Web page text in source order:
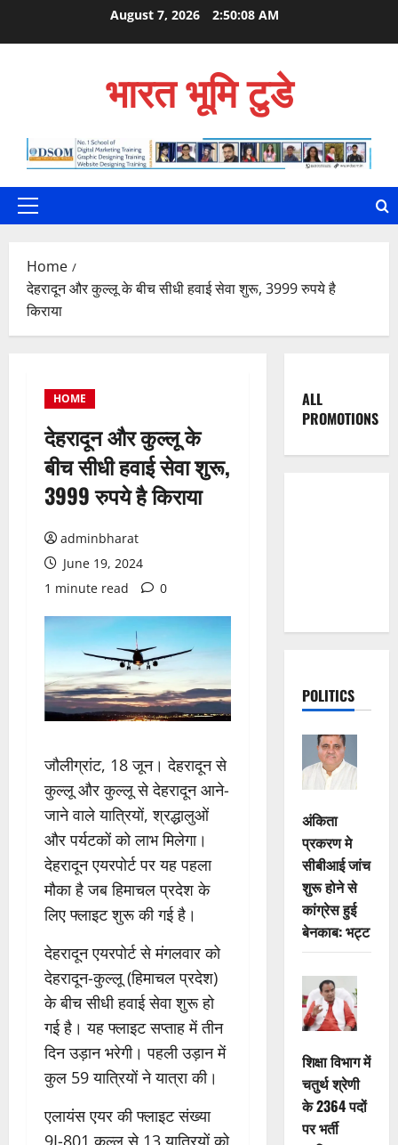
August 7, 2026 2:50:09 AM
भारत भूमि टुडे
Primary
Home
देहरादून और कुल्लू के बीच सीधी हवाई सेवा शुरू, 3999 रुपये है
किराया
HOME
देहरादून और कुल्लू के
बीच सीधी हवाई सेवा शुरू,
3999 रुपये है किराया
adminbharat
June 19, 2024
1 minute read
0
जौलीग्रांट, 18 जून। देहरादून से
कुल्लू और कुल्लू से देहरादून आने-
जाने वाले यात्रियों, श्रद्धालुओं
और पर्यटकों को लाभ मिलेगा।
देहरादून एयरपोर्ट पर यह पहला
मौका है जब हिमाचल प्रदेश के
लिए फ्लाइट शुरू की गई है।
देहरादून एयरपोर्ट से मंगलवार को
देहरादून-कुल्लू (हिमाचल प्रदेश)
के बीच सीधी हवाई सेवा शुरू हो
गई है। यह फ्लाइट सप्ताह में तीन
दिन उड़ान भरेगी। पहली उड़ान में
कुल 59 यात्रियों ने यात्रा की।
एलायंस एयर की फ्लाइट संख्या
ALL
PROMOTIONS
POLITICS
अंकिता
प्रकरण मे
सीबीआई जांच
शुरू होने से
कांग्रेस हुई
बेनकाब: भट्ट
शिक्षा विभाग में
चतुर्थ श्रेणी
के 2364 पदों
पर भर्ती